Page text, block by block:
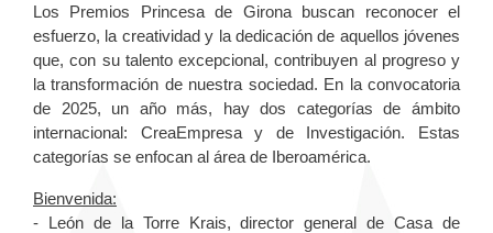
Los Premios Princesa de Girona buscan reconocer el
esfuerzo, la creatividad y la dedicación de aquellos jóvenes
que, con su talento excepcional, contribuyen al progreso y
la transformación de nuestra sociedad. En la convocatoria
de 2025, un año más, hay dos categorías de ámbito
internacional: CreaEmpresa y de Investigación. Estas
categorías se enfocan al área de Iberoamérica.
Bienvenida:
- León de la Torre Krais, director general de Casa de